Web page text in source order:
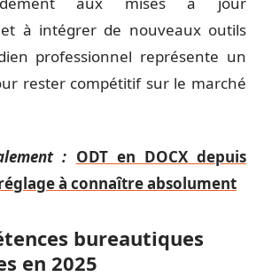
à intégrer de nouveaux outils
professionnel représente un
rester compétitif sur le marché
: ODT en DOCX depuis
à connaître absolument
bureautiques
en 2025